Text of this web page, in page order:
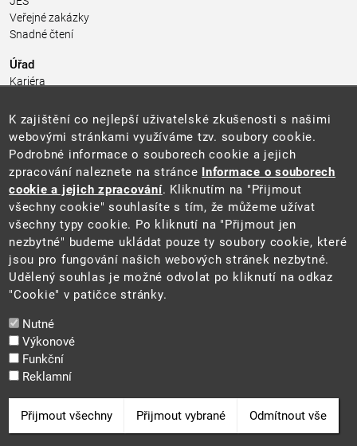
Veřejné zakázky
Snadné čtení
Úřad
Kariéra
Pro média a veřejnost
Povinně zveřejňované informace
Kontakty
Přistupnost budovy úřadu MŽP
(PDF, 204 kB)
Web
Aktuality
Ochrana osobních údajů
Prohlášení o přístupnosti
Zásady používání cookies
Mapa webu
Cookie
K zajištění co nejlepší uživatelské zkušenosti s našimi
webovými stránkami využíváme tzv. soubory cookie.
Podrobné informace o souborech cookie a jejich
zpracování naleznete na stránce Informace o souborech
cookie a jejich zpracování. Kliknutím na "Přijmout
všechny cookie" souhlasíte s tím, že můžeme užívat
všechny typy cookie. Po kliknutí na "Přijmout jen
nezbytné" budeme ukládat pouze ty soubory cookie, které
jsou pro fungování našich webových stránek nezbytné.
Udělený souhlas je možné odvolat po kliknutí na odkaz
"Cookie" v patičce stránky.
Nutné
Výkonové
Funkční
Reklamní
Přijmout všechny Přijmout vybrané Odmítnout vše